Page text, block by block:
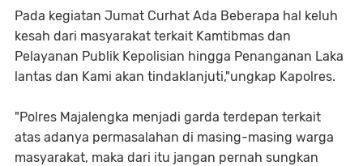
Pada kegiatan Jumat Curhat Ada Beberapa hal keluh
kesah dari masyarakat terkait Kamtibmas dan
Pelayanan Publik Kepolisian hingga Penanganan Laka
lantas dan Kami akan tindaklanjuti,"ungkap Kapolres.
"Polres Majalengka menjadi garda terdepan terkait
atas adanya permasalahan di masing-masing warga
masyarakat, maka dari itu jangan pernah sungkan